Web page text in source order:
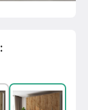
: